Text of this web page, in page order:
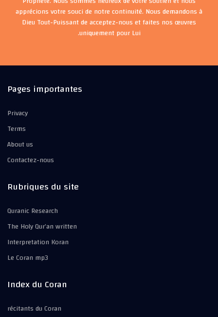
apprécions votre souci de notre continuité. Nous demandons à
Dieu Tout-Puissant de acceptez-nous et faites nos œuvres
uniquement pour Lui.
Pages importantes
Privacy
Terms
About us
Contactez-nous
Rubriques du site
Quranic Research
The Holy Qur’an written
Interpretation Koran
Le Coran mp3
Index du Coran
récitants du Coran